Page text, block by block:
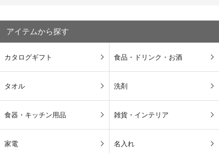
アイテムから探す
カタログギフト 食品・ドリンク・お酒
タオル 洗剤
食器・キッチン用品 雑貨・インテリア
家電 名入れ